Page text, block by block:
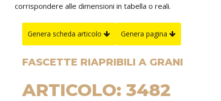
corrispondere alle dimensioni in tabella o reali.
Genera scheda articolo Genera pagina
FASCETTE RIAPRIBILI A GRANI
ARTICOLO: 3482